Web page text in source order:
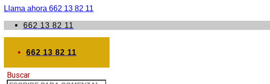
Llama ahora 662 13 82 11
662 13 82 11
662 13 82 11
Buscar